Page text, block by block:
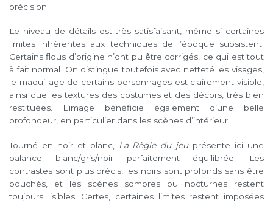
précision.
Le niveau de détails est très satisfaisant, même si certaines
limites inhérentes aux techniques de l’époque subsistent.
Certains flous d’origine n’ont pu être corrigés, ce qui est tout
à fait normal. On distingue toutefois avec netteté les visages,
le maquillage de certains personnages est clairement visible,
ainsi que les textures des costumes et des décors, très bien
restituées. L’image bénéficie également d’une belle
profondeur, en particulier dans les scènes d’intérieur.
Tourné en noir et blanc, La Règle du jeuprésente ici une
balance blanc/gris/noir parfaitement équilibrée. Les
contrastes sont plus précis, les noirs sont profonds sans être
bouchés, et les scènes sombres ou nocturnes restent
toujours lisibles. Certes, certaines limites restent imposées